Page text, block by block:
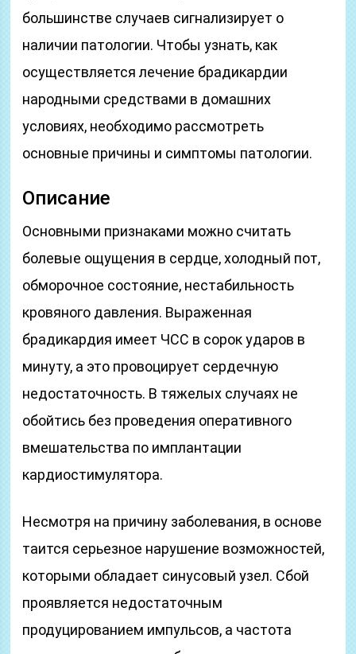
большинстве случаев сигнализирует о
наличии патологии. Чтобы узнать, как
осуществляется лечение брадикардии
народными средствами в домашних
условиях, необходимо рассмотреть
основные причины и симптомы патологии.
Описание
Основными признаками можно считать
болевые ощущения в сердце, холодный пот,
обморочное состояние, нестабильность
кровяного давления. Выраженная
брадикардия имеет ЧСС в сорок ударов в
минуту, а это провоцирует сердечную
недостаточность. В тяжелых случаях не
обойтись без проведения оперативного
вмешательства по имплантации
кардиостимулятора.
Несмотря на причину заболевания, в основе
таится серьезное нарушение возможностей,
которыми обладает синусовый узел. Сбой
проявляется недостаточным
продуцированием импульсов, а частота